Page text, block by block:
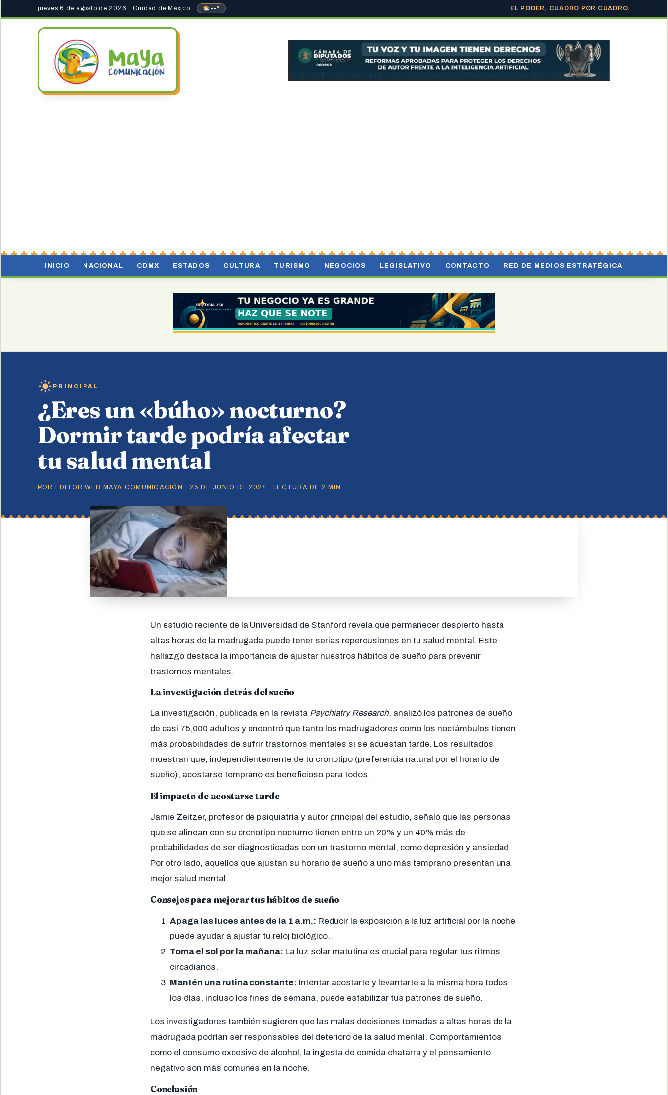
jueves 6 de agosto de 2026 · Ciudad de México --° EL PODER, CUADRO POR CUADRO.
INICIO NACIONAL CDMX ESTADOS CULTURA TURISMO NEGOCIOS LEGISLATIVO CONTACTO RED DE MEDIOS ESTRATÉGICA
PRINCIPAL
¿Eres un «búho» nocturno?
Dormir tarde podría afectar
tu salud mental
POR EDITOR WEB MAYA COMUNICACIÓN · 25 DE JUNIO DE 2024 · LECTURA DE 2 MIN
Un estudio reciente de la Universidad de Stanford revela que permanecer despierto hasta
altas horas de la madrugada puede tener serias repercusiones en tu salud mental. Este
hallazgo destaca la importancia de ajustar nuestros hábitos de sueño para prevenir
trastornos mentales.
La investigación detrás del sueño
La investigación, publicada en la revista Psychiatry Research, analizó los patrones de sueño
de casi 75,000 adultos y encontró que tanto los madrugadores como los noctámbulos tienen
más probabilidades de sufrir trastornos mentales si se acuestan tarde. Los resultados
muestran que, independientemente de tu cronotipo (preferencia natural por el horario de
sueño), acostarse temprano es beneficioso para todos.
El impacto de acostarse tarde
Jamie Zeitzer, profesor de psiquiatría y autor principal del estudio, señaló que las personas
que se alinean con su cronotipo nocturno tienen entre un 20% y un 40% más de
probabilidades de ser diagnosticadas con un trastorno mental, como depresión y ansiedad.
Por otro lado, aquellos que ajustan su horario de sueño a uno más temprano presentan una
mejor salud mental.
Consejos para mejorar tus hábitos de sueño
Apaga las luces antes de la 1 a.m.: Reducir la exposición a la luz artificial por la noche
puede ayudar a ajustar tu reloj biológico.
Toma el sol por la mañana: La luz solar matutina es crucial para regular tus ritmos
circadianos.
Mantén una rutina constante: Intentar acostarte y levantarte a la misma hora todos
los días, incluso los fines de semana, puede estabilizar tus patrones de sueño.
Los investigadores también sugieren que las malas decisiones tomadas a altas horas de la
madrugada podrían ser responsables del deterioro de la salud mental. Comportamientos
como el consumo excesivo de alcohol, la ingesta de comida chatarra y el pensamiento
negativo son más comunes en la noche.
Conclusión